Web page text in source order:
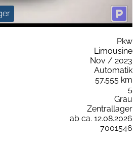
Pkw
Limousine
Nov / 2023
Automatik
57.555 km
5
Grau
Zentrallager
ab ca. 12.08.2026
7001546